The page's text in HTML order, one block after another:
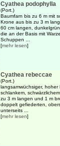
Cyathea podophylla
(Port.)
Baumfarn bis zu 6 m mit
Krone aus bis zu 3 m
60 cm langen,
die an der Basis mit
Schuppen ...
[mehr lesen]
Cyathea rebeccae
(Port.)
langsamwüchsiger,
schlankem,
zu 3 m langen und 1 m
doppelt gefiederten,
unterseits ...
[mehr lesen]